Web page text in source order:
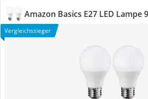
Amazon Basics E27 LED Lampe
Vergleichssieger